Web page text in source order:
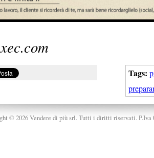
Tags:
© 2026 Vendere di più srl. Tutti i diritti riservati. P.Iva